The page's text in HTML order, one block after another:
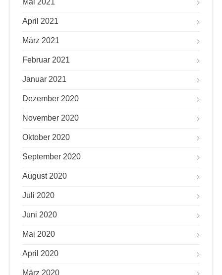
Mai 2021
April 2021
März 2021
Februar 2021
Januar 2021
Dezember 2020
November 2020
Oktober 2020
September 2020
August 2020
Juli 2020
Juni 2020
Mai 2020
April 2020
März 2020